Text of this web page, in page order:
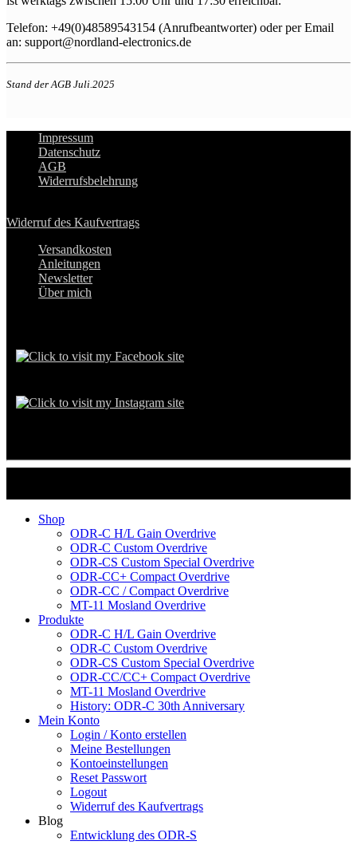
Telefon: +49(0)48589543154 (Anrufbeantworter) oder per Email
an: support@nordland-electronics.de
Stand der AGB Juli.2025
Impressum
Datenschutz
AGB
Widerrufsbelehrung
Widerruf des Kaufvertrags
Versandkosten
Anleitungen
Newsletter
Über mich
Shop
ODR-C H/L Gain Overdrive
ODR-C Custom Overdrive
ODR-CS Custom Special Overdrive
ODR-CC+ Compact Overdrive
ODR-CC / Compact Overdrive
MT-11 Mosland Overdrive
Produkte
ODR-C H/L Gain Overdrive
ODR-C Custom Overdrive
ODR-CS Custom Special Overdrive
ODR-CC/CC+ Compact Overdrive
MT-11 Mosland Overdrive
History: ODR-C 30th Anniversary
Mein Konto
Login / Konto erstellen
Meine Bestellungen
Kontoeinstellungen
Reset Passwort
Logout
Widerruf des Kaufvertrags
Blog
Entwicklung des ODR-S